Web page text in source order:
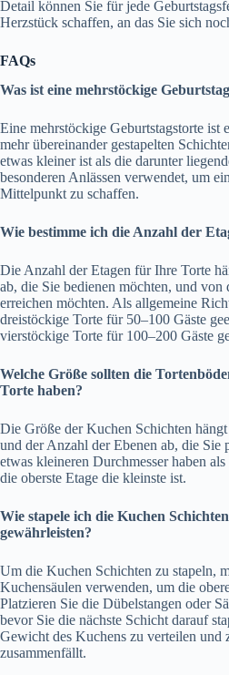
Detail können Sie für jede
Herzstück schaffen, an das Sie sich
FAQs
Was ist eine mehrstöckige
Eine mehrstöckige Geburtstagstorte ist
mehr übereinander gestapelten
etwas kleiner ist als die darunter
besonderen Anlässen verwendet, um
Mittelpunkt zu schaffen.
Wie bestimme ich die Anzahl der
Die Anzahl der Etagen für Ihre Torte
ab, die Sie bedienen möchten, und von
erreichen möchten. Als allgemeine
dreistöckige Torte für 50–100 Gäste
vierstöckige Torte für 100–200 Gäste
Welche Größe sollten die
Torte haben?
Die Größe der Kuchen Schichten
und der Anzahl der Ebenen ab, die Sie
etwas kleineren Durchmesser haben
die oberste Etage die kleinste ist.
Wie stapele ich die Kuchen
gewährleisten?
Um die Kuchen Schichten zu stapeln,
Kuchensäulen verwenden, um die
Platzieren Sie die Dübelstangen oder
bevor Sie die nächste Schicht darauf
Gewicht des Kuchens zu verteilen und
zusammenfällt.